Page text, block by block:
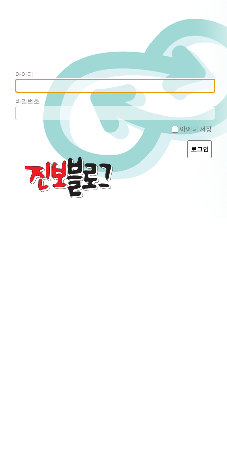
아이디
비밀번호
아이디 저장